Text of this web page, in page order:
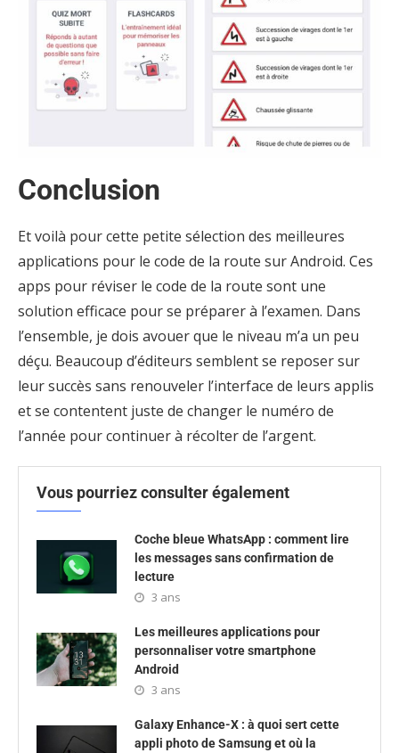
Conclusion
Et voilà pour cette petite sélection des meilleures
applications pour le code de la route sur Android. Ces
apps pour réviser le code de la route sont une
solution efficace pour se préparer à l’examen. Dans
l’ensemble, je dois avouer que le niveau m’a un peu
déçu. Beaucoup d’éditeurs semblent se reposer sur
leur succès sans renouveler l’interface de leurs applis
et se contentent juste de changer le numéro de
l’année pour continuer à récolter de l’argent.
Vous pourriez consulter également
Coche bleue WhatsApp : comment lire
les messages sans confirmation de
lecture
3 ans
Les meilleures applications pour
personnaliser votre smartphone
Android
3 ans
Galaxy Enhance-X : à quoi sert cette
appli photo de Samsung et où la